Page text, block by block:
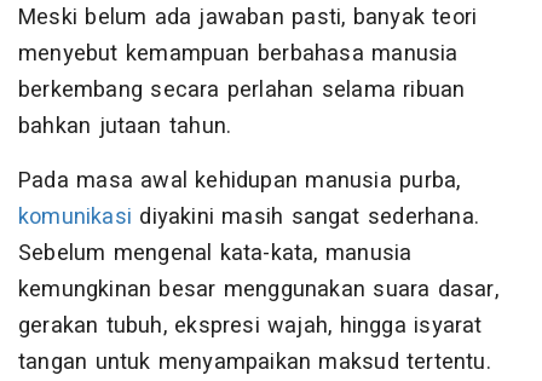
Meski belum ada jawaban pasti, banyak teori
menyebut kemampuan berbahasa manusia
berkembang secara perlahan selama ribuan
bahkan jutaan tahun.
Pada masa awal kehidupan manusia purba,
komunikasi diyakini masih sangat sederhana.
Sebelum mengenal kata-kata, manusia
kemungkinan besar menggunakan suara dasar,
gerakan tubuh, ekspresi wajah, hingga isyarat
tangan untuk menyampaikan maksud tertentu.